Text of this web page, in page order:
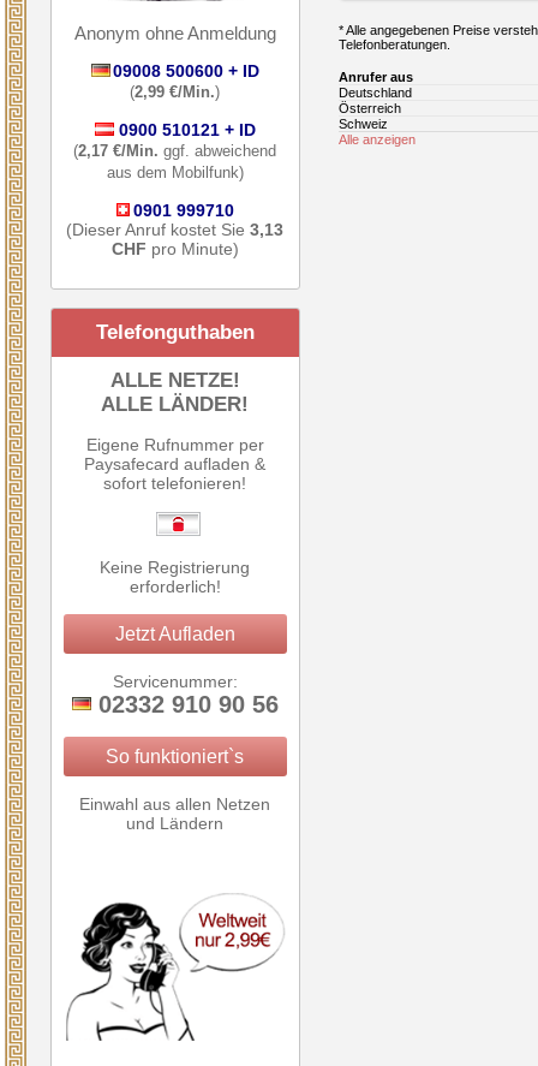
Anonym ohne Anmeldung
09008 500600 + ID
(2,99 €/Min.)
0900 510121 + ID
(2,17 €/Min. ggf. abweichend
aus dem Mobilfunk)
0901 999710
(Dieser Anruf kostet Sie3,13
CHF pro Minute)
Telefonguthaben
ALLE NETZE!
ALLE LÄNDER!
Eigene Rufnummer per
Paysafecard aufladen &
sofort telefonieren!
Keine Registrierung
erforderlich!
Jetzt Aufladen
Servicenummer:
02332 910 90 56
So funktioniert`s
Einwahl aus allen Netzen
und Ländern
* Alle angegebenen Preise
Telefonberatungen.
Anrufer aus
Deutschland
Österreich
Schweiz
Alle anzeigen